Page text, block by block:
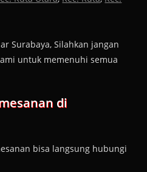
Surabaya, Silahkan jangan
untuk memenuhi semua
di
bisa langsung hubungi